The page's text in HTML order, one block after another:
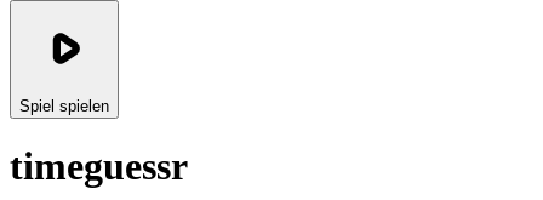
Spiel spielen
timeguessr